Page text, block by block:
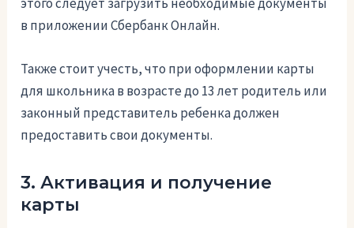
в приложении Сбербанк Онлайн.
Также стоит учесть, что при оформлении карты
для школьника в возрасте до 13 лет родитель или
законный представитель ребенка должен
предоставить свои документы.
3. Активация и получение
карты